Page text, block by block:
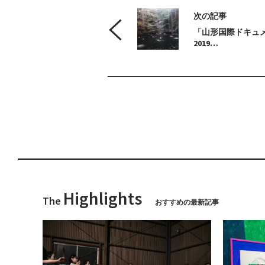
次の記事
「山形国際ドキ
2019…
The Highlights おすすめの最新記事